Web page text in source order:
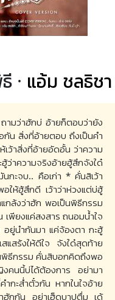
· แอ้ม ชลธิชา
ถามว่าฮักบ่ อ้ายก็ตอบว่ายัง
น สิ่งที่อ้ายตอบ ถึงเป็นคำ
ว้าสิ่งที่อ้ายอัดอั้น ว่าความ
ว่าความจริงอ้ายฮู้สึกจังใด๋
นกะจบ.. คือเก่า * คั่นสิเว้า
ห้ฮู้สึกดี เว้าว่าห่วงแต่บ่ฮู้
ล้งว่าฮัก พอเป็นพิธีกรรม
เพียงแค่สงสาร ถนอมน้ำใจ
อยู่นำกันมา แค่จ้องตา กะฮู้
แสร้งให้ดีใจ จังใด๋สุดท้าย
พิธีกรรม คั่นสิบอกคิดถึงพอ
คนนี้บ่ได้ต้องการ อย่ามา
กะส่ำตั๋วกัน หากในใจอ้าย
ฮักกัน อย่าเฮ็ดบาปตื่ม เด้